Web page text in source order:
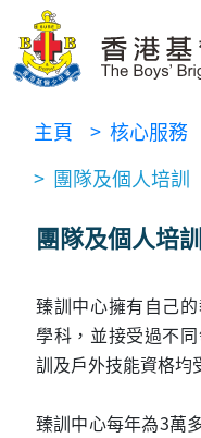
主頁 > 核心服務
> 團隊及個人培訓
團隊及個人培
臻訓中心擁有自己
學科，並接受過不
訓及戶外技能資格均
臻訓中心每年為3萬